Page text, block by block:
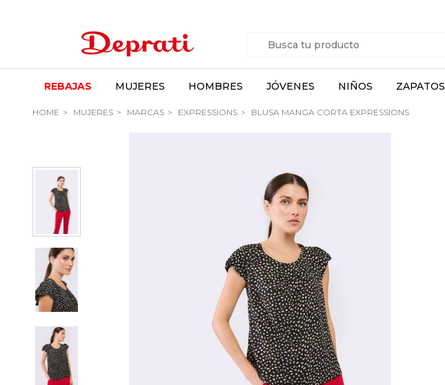
REBAJAS MUJERES HOMBRES JÓVENES NIÑOS ZAPATOS
HOME MUJERES MARCAS EXPRESSIONS BLUSA MANGA CORTA EXPRESSIONS